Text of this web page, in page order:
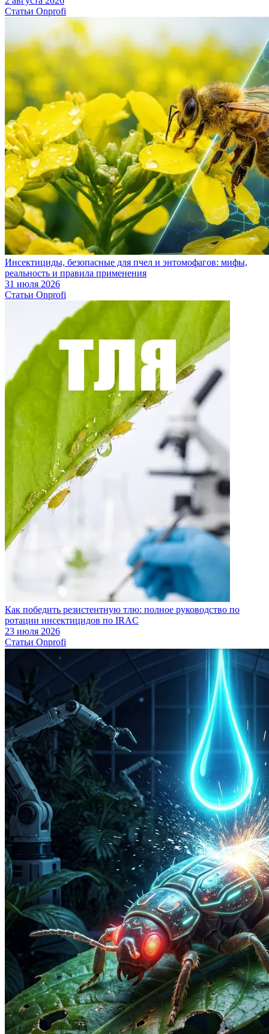
Статьи Onprofi
Инсектициды, безопасные для пчел и энтомофагов: мифы,
реальность и правила применения
31 июля 2026
Статьи Onprofi
Как победить резистентную тлю: полное руководство по
ротации инсектицидов по IRAC
23 июля 2026
Статьи Onprofi